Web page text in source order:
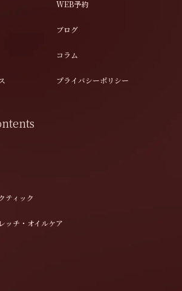
WEB予約
ブログ
コラム
プライバシーポリシー
ティック
ッチ・オイルケア